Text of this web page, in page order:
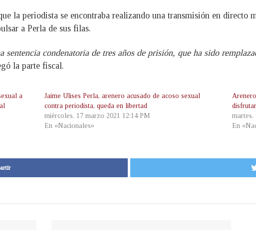
la periodista se encontraba realizando una transmisión en directo
a Perla de sus filas.
sentencia condenatoria de tres años de prisión, que ha sido
la parte fiscal.
a
Jaime Ulises Perla, arenero acusado de acoso sexual
contra periodista, queda en libertad
miércoles, 17 marzo 2021 12:14 PM
En «Nacionales»
martes,
En